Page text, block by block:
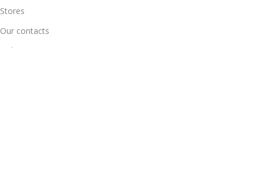
Stores
Our contacts
Delivery & Return